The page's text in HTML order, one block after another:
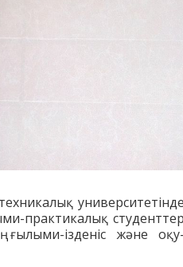
университетінде
практикалық студенттер
ғылыми-ізденіс және оқу-